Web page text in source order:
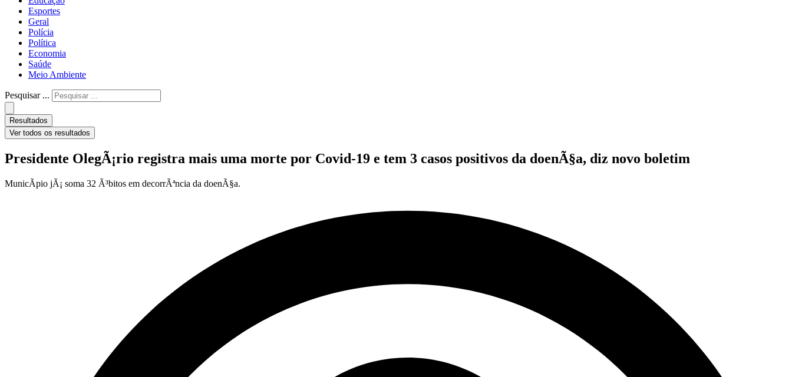
Esportes
Geral
Polícia
Política
Economia
Saúde
Meio Ambiente
Pesquisar ...
Resultados
Ver todos os resultados
Presidente OlegÃ¡rio registra mais uma morte por Covid-19 e tem 3 casos positivos da doenÃ§a, diz novo boletim
MunicÃ­pio jÃ¡ soma 32 Ã³bitos em decorrÃªncia da doenÃ§a.